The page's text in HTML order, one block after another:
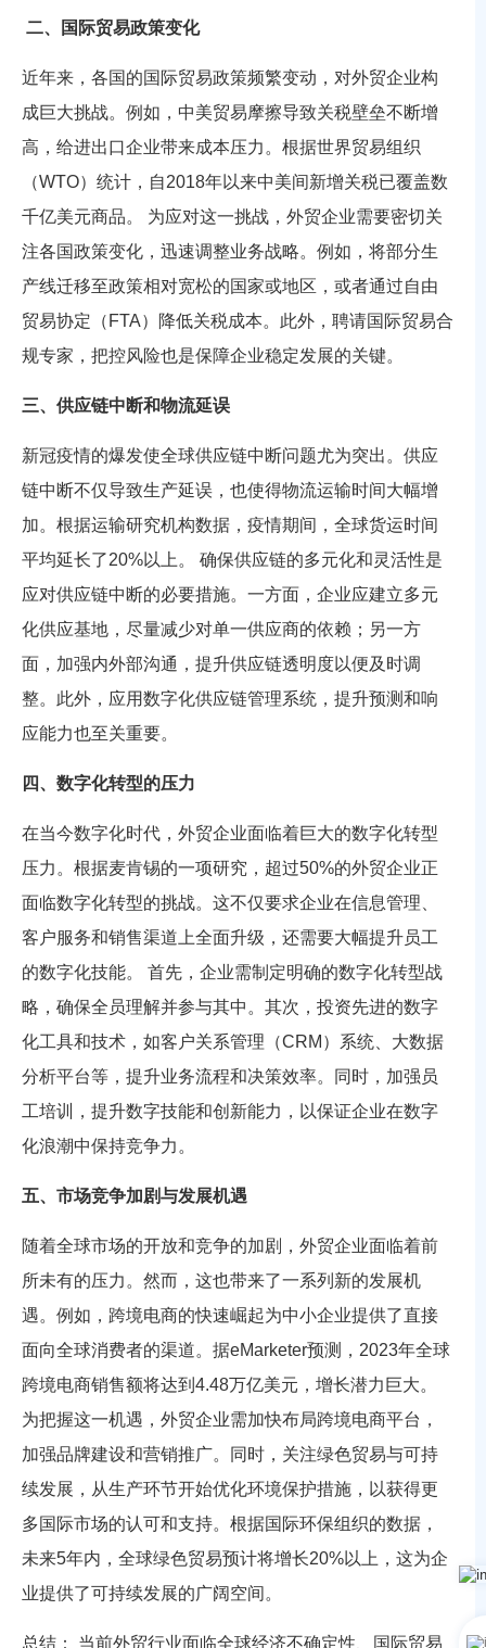
二、国际贸易政策变化
近年来，各国的国际贸易政策频繁变动，对外贸企业构
成巨大挑战。例如，中美贸易摩擦导致关税壁垒不断增
高，给进出口企业带来成本压力。根据世界贸易组织
（WTO）统计，自2018年以来中美间新增关税已覆盖数
千亿美元商品。 为应对这一挑战，外贸企业需要密切关
注各国政策变化，迅速调整业务战略。例如，将部分生
产线迁移至政策相对宽松的国家或地区，或者通过自由
贸易协定（FTA）降低关税成本。此外，聘请国际贸易合
规专家，把控风险也是保障企业稳定发展的关键。
三、供应链中断和物流延误
新冠疫情的爆发使全球供应链中断问题尤为突出。供应
链中断不仅导致生产延误，也使得物流运输时间大幅增
加。根据运输研究机构数据，疫情期间，全球货运时间
平均延长了20%以上。 确保供应链的多元化和灵活性是
应对供应链中断的必要措施。一方面，企业应建立多元
化供应基地，尽量减少对单一供应商的依赖；另一方
面，加强内外部沟通，提升供应链透明度以便及时调
整。此外，应用数字化供应链管理系统，提升预测和响
应能力也至关重要。
四、数字化转型的压力
在当今数字化时代，外贸企业面临着巨大的数字化转型
压力。根据麦肯锡的一项研究，超过50%的外贸企业正
面临数字化转型的挑战。这不仅要求企业在信息管理、
客户服务和销售渠道上全面升级，还需要大幅提升员工
的数字化技能。 首先，企业需制定明确的数字化转型战
略，确保全员理解并参与其中。其次，投资先进的数字
化工具和技术，如客户关系管理（CRM）系统、大数据
分析平台等，提升业务流程和决策效率。同时，加强员
工培训，提升数字技能和创新能力，以保证企业在数字
化浪潮中保持竞争力。
五、市场竞争加剧与发展机遇
随着全球市场的开放和竞争的加剧，外贸企业面临着前
所未有的压力。然而，这也带来了一系列新的发展机
遇。例如，跨境电商的快速崛起为中小企业提供了直接
面向全球消费者的渠道。据eMarketer预测，2023年全球
跨境电商销售额将达到4.48万亿美元，增长潜力巨大。
为把握这一机遇，外贸企业需加快布局跨境电商平台，
加强品牌建设和营销推广。同时，关注绿色贸易与可持
续发展，从生产环节开始优化环境保护措施，以获得更
多国际市场的认可和支持。根据国际环保组织的数据，
未来5年内，全球绿色贸易预计将增长20%以上，这为企
业提供了可持续发展的广阔空间。
总结： 当前外贸行业面临全球经济不确定性、国际贸易